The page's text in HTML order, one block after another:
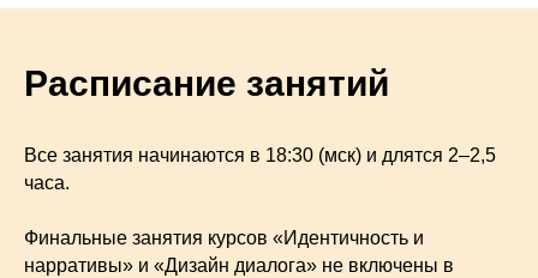
Расписание занятий
Все занятия начинаются в 18:30 (мск) и длятся 2–2,5
часа.
Финальные занятия курсов «Идентичность и
нарративы» и «Дизайн диалога» не включены в